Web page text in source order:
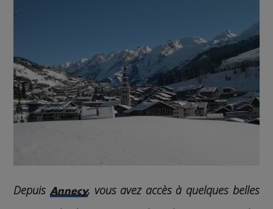
DepuisAnnecy, vous avez accès à quelques belles